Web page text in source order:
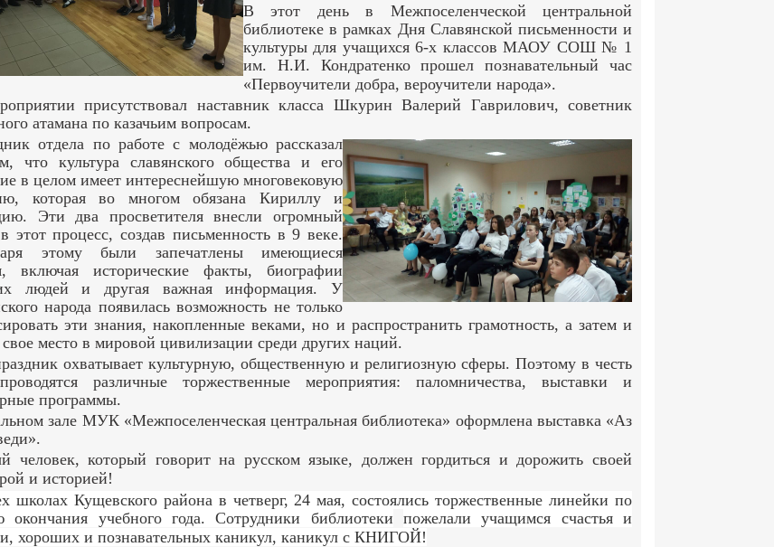
В этот день в Межпоселенческой центральной
библиотеке в рамках Дня Славянской письменности и
культуры для учащихся 6-х классов МАОУ СОШ № 1
им. Н.И. Кондратенко прошел познавательный час
«Первоучители добра, вероучители народа».
присутствовал наставник класса Шкурин Валерий Гаврилович, советник
атамана по казачьим вопросам.
отдела по работе с молодёжью рассказал
что культура славянского общества и его
в целом имеет интереснейшую многовековую
которая во многом обязана Кириллу и
Эти два просветителя внесли огромный
этот процесс, создав письменность в 9 веке.
этому были запечатлены имеющиеся
включая исторические факты, биографии
людей и другая важная информация. У
народа появилась возможность не только
эти знания, накопленные веками, но и распространить грамотность, а затем и
свое место в мировой цивилизации среди других наций.
охватывает культурную, общественную и религиозную сферы. Поэтому в честь
различные торжественные мероприятия: паломничества, выставки и
программы.
зале МУК «Межпоселенческая центральная библиотека» оформлена выставка «Аз
человек, который говорит на русском языке, должен гордиться и дорожить своей
и историей!
школах Кущевского района в четверг, 24 мая, состоялись торжественные линейки по
окончания учебного года. Сотрудники библиотеки
пожелали учащимся счастья и
хороших и познавательных каникул, каникул с КНИГОЙ!